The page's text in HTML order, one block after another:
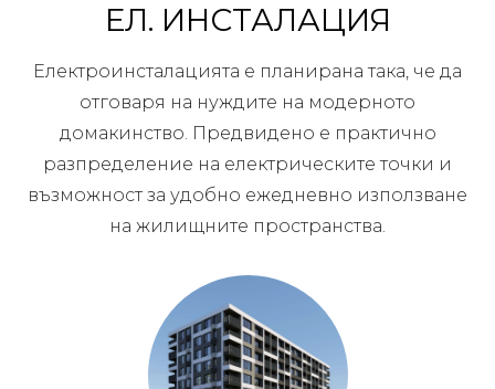
ЕЛ. ИНСТАЛАЦИЯ
Електроинсталацията е планирана така, че да
отговаря на нуждите на модерното
домакинство. Предвидено е практично
разпределение на електрическите точки и
възможност за удобно ежедневно използване
на жилищните пространства.